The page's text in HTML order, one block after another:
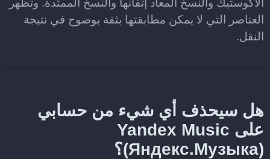
الأكوستيك والنسخ المعاد إتقانها والنسخ الممتدة. وتظهر
العناصر التي لا يمكن مطابقتها بثقة بوضوح في نتيجة
النقل.
هل سيحذف أي شيء من حسابي
على Yandex Music
(Яндекс.Музыка)؟